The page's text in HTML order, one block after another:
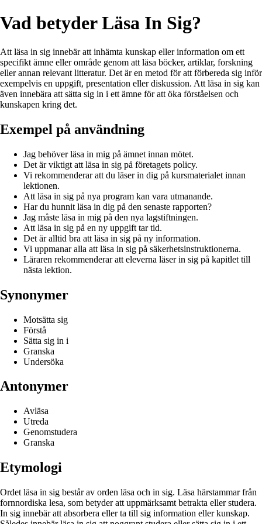
Vad betyder Läsa In Sig?
Att läsa in sig innebär att inhämta kunskap eller information om ett
specifikt ämne eller område genom att läsa böcker, artiklar, forskning
eller annan relevant litteratur. Det är en metod för att förbereda sig inför
exempelvis en uppgift, presentation eller diskussion. Att läsa in sig kan
även innebära att sätta sig in i ett ämne för att öka förståelsen och
kunskapen kring det.
Exempel på användning
Jag behöver läsa in mig på ämnet innan mötet.
Det är viktigt att läsa in sig på företagets policy.
Vi rekommenderar att du läser in dig på kursmaterialet innan
lektionen.
Att läsa in sig på nya program kan vara utmanande.
Har du hunnit läsa in dig på den senaste rapporten?
Jag måste läsa in mig på den nya lagstiftningen.
Att läsa in sig på en ny uppgift tar tid.
Det är alltid bra att läsa in sig på ny information.
Vi uppmanar alla att läsa in sig på säkerhetsinstruktionerna.
Läraren rekommenderar att eleverna läser in sig på kapitlet till
nästa lektion.
Synonymer
Motsätta sig
Förstå
Sätta sig in i
Granska
Undersöka
Antonymer
Avläsa
Utreda
Genomstudera
Granska
Etymologi
Ordet läsa in sig består av orden läsa och in sig. Läsa härstammar från
fornnordiska lesa, som betyder att uppmärksamt betrakta eller studera.
In sig innebär att absorbera eller ta till sig information eller kunskap.